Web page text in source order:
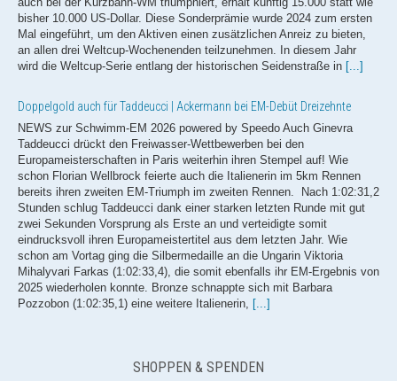
Mal eingeführt, um den Aktiven einen zusätzlichen Anreiz zu bieten,
an allen drei Weltcup-Wochenenden teilzunehmen. In diesem Jahr
wird die Weltcup-Serie entlang der historischen Seidenstraße in[...]
NEWS zur Schwimm-EM 2026 powered by Speedo Auch Ginevra
Taddeucci drückt den Freiwasser-Wettbewerben bei den
Europameisterschaften in Paris weiterhin ihren Stempel auf! Wie
schon Florian Wellbrock feierte auch die Italienerin im 5km Rennen
bereits ihren zweiten EM-Triumph im zweiten Rennen. Nach 1:02:31,2
Stunden schlug Taddeucci dank einer starken letzten Runde mit gut
zwei Sekunden Vorsprung als Erste an und verteidigte somit
eindrucksvoll ihren Europameistertitel aus dem letzten Jahr. Wie
schon am Vortag ging die Silbermedaille an die Ungarin Viktoria
Mihalyvari Farkas (1:02:33,4), die somit ebenfalls ihr EM-Ergebnis von
2025 wiederholen konnte. Bronze schnappte sich mit Barbara
Pozzobon (1:02:35,1) eine weitere Italienerin,[...]
auch am zweiten Tag der Freiwasser-EM keine Chance. Wellbrock
SHOPPEN & SPENDEN